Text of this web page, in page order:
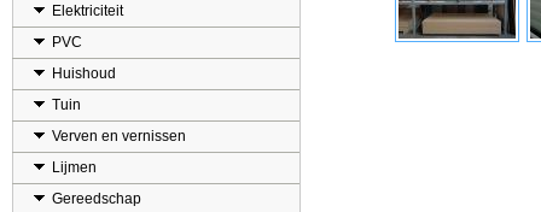
Elektriciteit
PVC
Huishoud
Tuin
Verven en vernissen
Lijmen
Gereedschap